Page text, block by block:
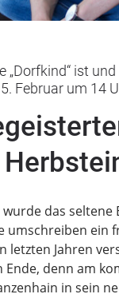
„Dorfkind“ ist
Februar um 14
wurde das
umschreiben ein
letzten Jahren
Ende, denn am
in sein